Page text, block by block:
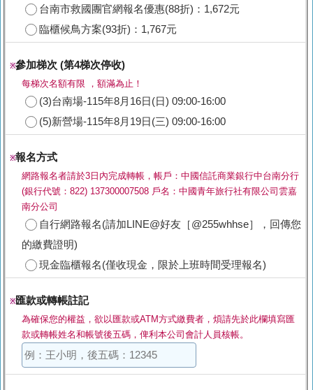
台南市救國團官網報名優惠(88折)：1,672元
臨櫃候鳥方案(93折)：1,767元
※ 參加梯次 (第4梯次停收)
每梯次名額有限 ，額滿為止！
(3)台南場-115年8月16日(日) 09:00-16:00
(5)新營場-115年8月19日(三) 09:00-16:00
※報名方式
網路報名者請於3日內完成轉帳，帳戶：中國信託商業銀行中台南分行
(銀行代號：822) 137300007508 戶名：中國青年旅行社有限公司雲嘉
南分公司
自行網路報名(請加LINE@好友［@255whhse］，回傳您
的繳費證明)
現金臨櫃報名(僅收現金，限於上班時間受理報名)
※匯款或轉帳註記
為確保您的權益，欲以匯款或ATM方式繳費者，煩請先於此欄填寫匯
款或轉帳姓名和帳號後五碼，俾利本公司會計人員核帳。